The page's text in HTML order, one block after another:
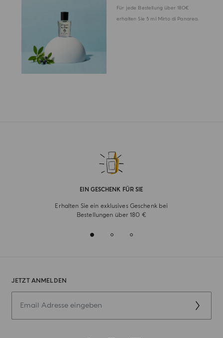
Für jede Bestellung über 180€
erhalten Sie 5 ml Mirto di Panarea.
EIN GESCHENK FÜR SIE
Erhalten Sie ein exklusives Geschenk bei
Bestellungen über 180 €
JETZT ANMELDEN